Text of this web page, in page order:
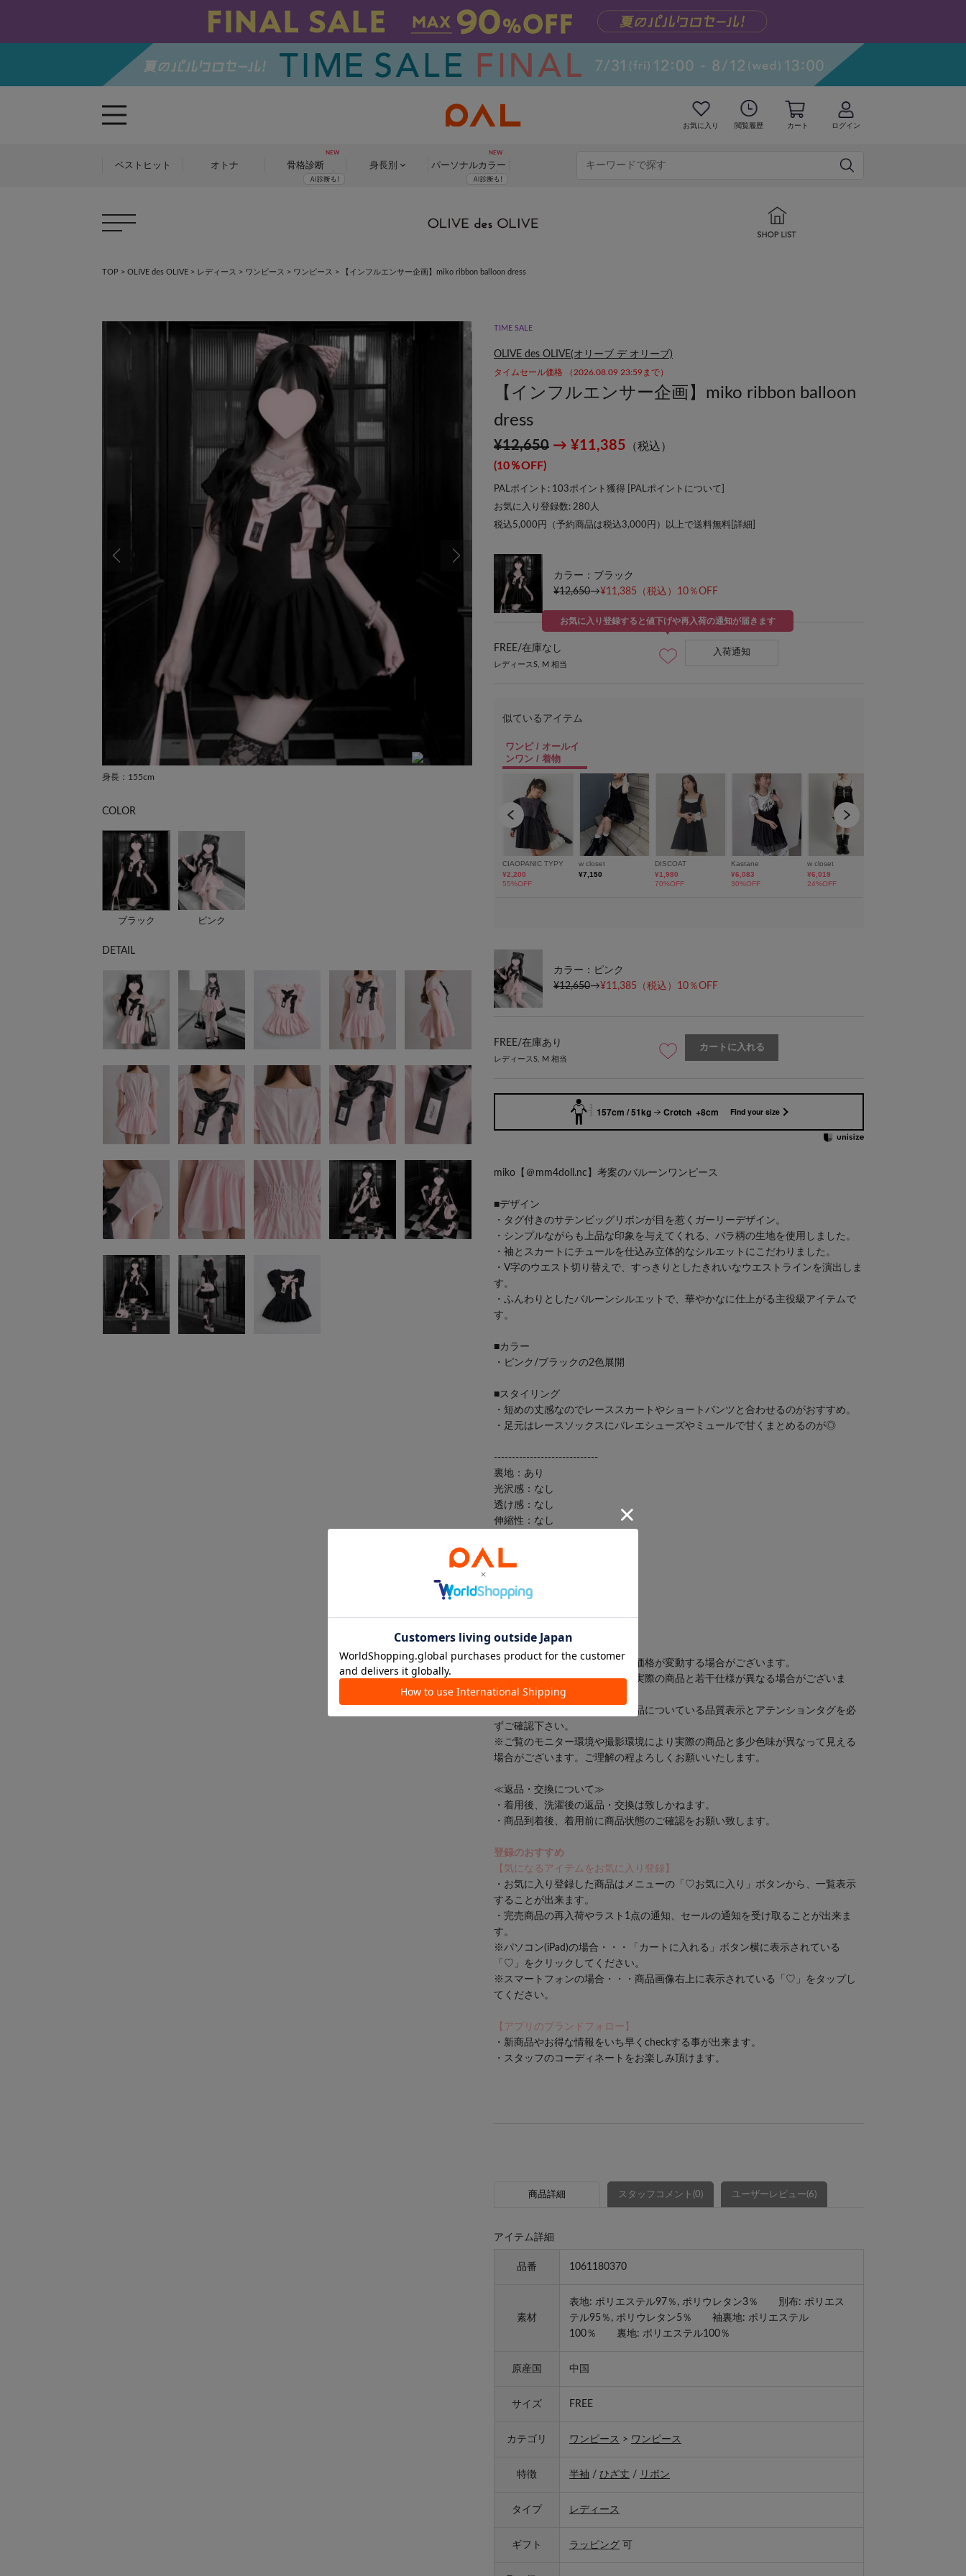
お気に入り 閲覧履歴 カート ログイン
ベストヒット オトナ 骨格診断 身長別 パーソナルカラー
TOP > OLIVE des OLIVE > レディース > ワンピース > ワンピース > 【インフルエンサー企画】miko ribbon balloon dress
身長：155cm 身長：155cm
COLOR
ブラック ピンク
DETAIL
TIME SALE
OLIVE des OLIVE(オリーブ デ オリーブ)
タイムセール価格 （2026.08.09 23:59まで）
【インフルエンサー企画】miko ribbon balloon
dress
¥12,650 → ¥11,385 （税込）
(10％OFF)
PALポイント: 103ポイント獲得 [ PALポイントについて
お気に入り登録数: 280 人
税込5,000円（予約商品は税込3,000円）以上で送料無料[ 詳細
カラー：ブラック
¥12,650→¥11,385 （税込）10％OFF
FREE/在庫なし
レディースS, M 相当
お気に入り登録すると値下げや再入荷の通知が届きます
入荷通知
カラー：ピンク
¥12,650→¥11,385 （税込）10％OFF
FREE/在庫あり
レディースS, M 相当
カートに入れる
157cm / 51kg Crotch +8cm Find your size
miko【＠mm4doll.nc】考案のバルーンワンピース
■デザイン
・タグ付きのサテンビッグリボンが目を惹くガーリーデザイン。
・シンプルながらも上品な印象を与えてくれる、バラ柄の生地を使用しました。
・袖とスカートにチュールを仕込み立体的なシルエットにこだわりました。
・V字のウエスト切り替えで、すっきりとしたきれいなウエストラインを演出しま
す。
・ふんわりとしたバルーンシルエットで、華やかなに仕上がる主役級アイテムで
す。
■カラー
・ピンク/ブラックの2色展開
■スタイリング
・短めの丈感なのでレーススカートやショートパンツと合わせるのがおすすめ。
・足元はレースソックスにバレエシューズやミュールで甘くまとめるのが◎
-----------------------------
裏地：あり
光沢感：なし
透け感：なし
伸縮性：なし
アイロン：110℃まで
-----------------------------
model:155cm
お取り扱い上の注意
※キャンペーンやフェアにより価格が変動する場合がございます。
※サンプルで撮影している為、実際の商品と若干仕様が異なる場合がございま
す。
※着用、お取り扱いの際は、商品についている品質表示とアテンションタグを必
ずご確認下さい。
※ご覧のモニター環境や撮影環境により実際の商品と多少色味が異なって見える
場合がございます。ご理解の程よろしくお願いいたします。
≪返品・交換について≫
・着用後、洗濯後の返品・交換は致しかねます。
・商品到着後、着用前に商品状態のご確認をお願い致します。
登録のおすすめ
【気になるアイテムをお気に入り登録】
・お気に入り登録した商品はメニューの「♡お気に入り」ボタンから、一覧表示
することが出来ます。
・完売商品の再入荷やラスト1点の通知、セールの通知を受け取ることが出来ま
す。
※パソコン(iPad)の場合・・・「カートに入れる」ボタン横に表示されている
「♡」をクリックしてください。
※スマートフォンの場合・・・商品画像右上に表示されている「♡」をタップし
てください。
【アプリのブランドフォロー】
・新商品やお得な情報をいち早くcheckする事が出来ます。
・スタッフのコーディネートをお楽しみ頂けます。
商品詳細 スタッフコメント(0) ユーザーレビュー(6)
アイテム詳細
品番 1061180370
素材
表地: ポリエステル97％, ポリウレタン3％ 別布: ポリエス
テル95％, ポリウレタン5％ 袖裏地: ポリエステル
100％ 裏地: ポリエステル100％
原産国 中国
サイズ FREE
カテゴリ ワンピース > ワンピース
特徴 半袖 / ひざ丈 / リボン
タイプ レディース
ギフト ラッピング 可